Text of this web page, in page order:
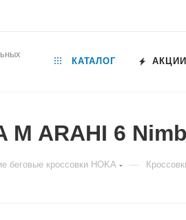
КАТАЛОГ АКЦИИ
M ARAHI 6
беговые кроссовки HOKA —